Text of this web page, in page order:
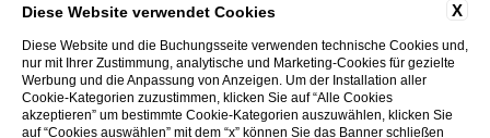
@ 2025, By Blastness X
Diese Website verwendet Cookies
Diese Website und die Buchungsseite verwenden technische Cookies und,
nur mit Ihrer Zustimmung, analytische und Marketing-Cookies für gezielte
Werbung und die Anpassung von Anzeigen. Um der Installation aller
Cookie-Kategorien zuzustimmen, klicken Sie auf “Alle Cookies
akzeptieren” um bestimmte Cookie-Kategorien auszuwählen, klicken Sie
auf “Cookies auswählen” mit dem “x” können Sie das Banner schließen